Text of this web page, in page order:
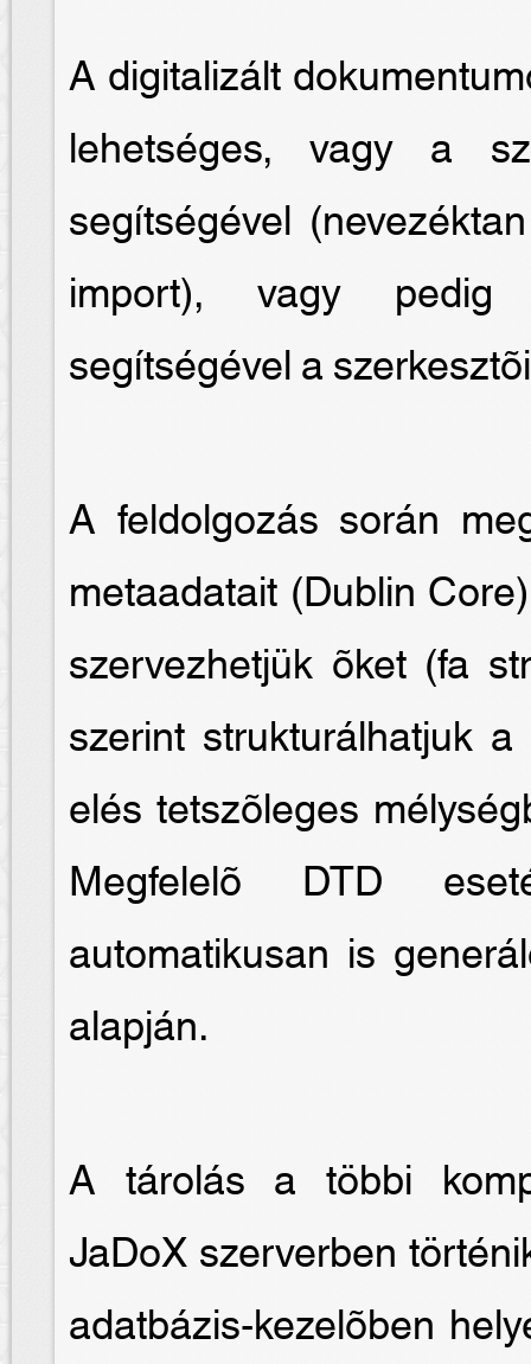
A digitalizált
lehetséges, vagy a
segítségével
import), vagy
segítségével a
A feldolgozás során
metaadatait (Dublin
szervezhetjük õket (fa
szerint strukturálhatjuk
elés tetszõleges
Megfelelõ DTD
automatikusan is
alapján.
A tárolás a többi
JaDoX szerverben
adatbázis-kezelõben